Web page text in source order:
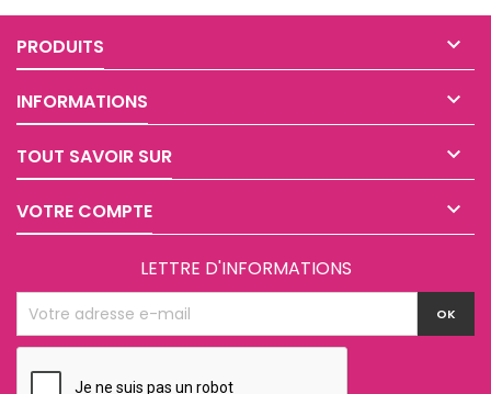
PRODUITS 
INFORMATIONS 
TOUT SAVOIR SUR 
VOTRE COMPTE 
LETTRE D'INFORMATIONS